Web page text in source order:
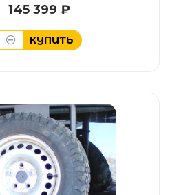
145 399 ₽
КУПИТЬ